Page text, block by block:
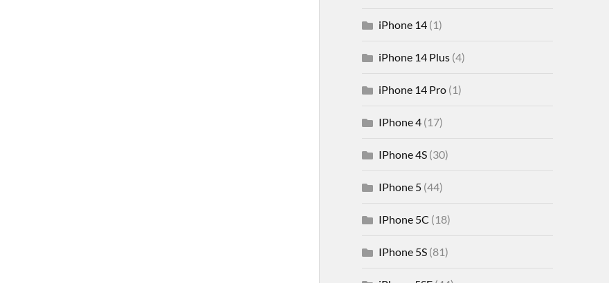
iPhone 14(1)
iPhone 14 Plus(4)
iPhone 14 Pro(1)
IPhone 4(17)
IPhone 4S(30)
IPhone 5(44)
IPhone 5C (18)
IPhone 5S(81)